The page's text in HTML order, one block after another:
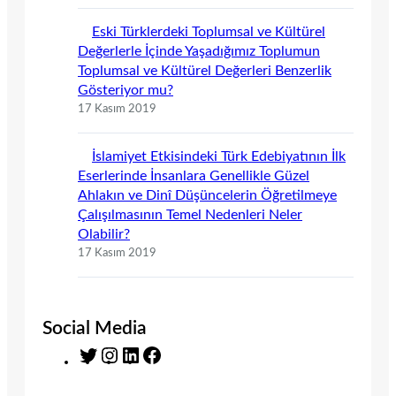
Eski Türklerdeki Toplumsal ve Kültürel
Değerlerle İçinde Yaşadığımız Toplumun
Toplumsal ve Kültürel Değerleri Benzerlik
Gösteriyor mu?
17 Kasım 2019
İslamiyet Etkisindeki Türk Edebiyatının İlk
Eserlerinde İnsanlara Genellikle Güzel
Ahlakın ve Dinî Düşüncelerin Öğretilmeye
Çalışılmasının Temel Nedenleri Neler
Olabilir?
17 Kasım 2019
Social Media
T
L